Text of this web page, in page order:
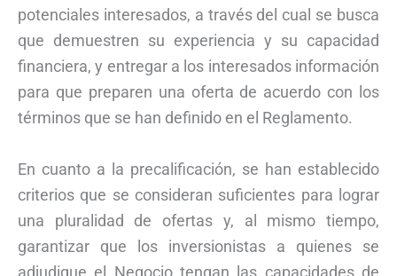
potenciales interesados, a través del cual se busca
que demuestren su experiencia y su capacidad
financiera, y entregar a los interesados información
para que preparen una oferta de acuerdo con los
términos que se han definido en el Reglamento.
En cuanto a la precalificación, se han establecido
criterios que se consideran suficientes para lograr
una pluralidad de ofertas y, al mismo tiempo,
garantizar que los inversionistas a quienes se
adjudique el Negocio tengan las capacidades de